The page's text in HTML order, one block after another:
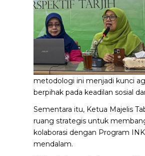
metodologi ini menjadi kunci
berpihak pada keadilan sosial
Sementara itu, Ketua Majelis
ruang strategis untuk
kolaborasi dengan Program
mendalam.